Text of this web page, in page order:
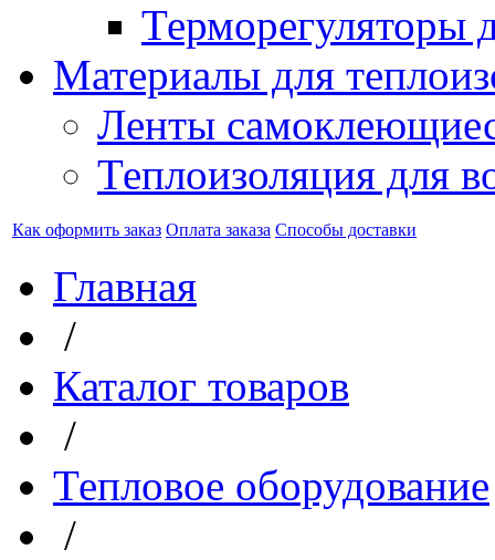
Терморегуляторы
Материалы для
Ленты
Теплоизоляция для
Как оформить заказ Оплата заказа Способы доставки
Главная
/
Каталог товаров
/
Тепловое оборудование
/